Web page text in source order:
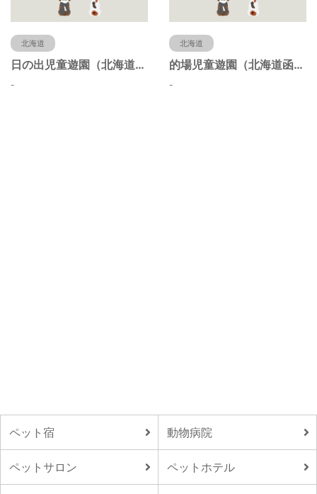
北海道
日の出児童遊園（北海道函館市）
-
北海道
的場児童遊園（北海道函館市）
-
ペット宿 動物病院
ペットサロン ペットホテル